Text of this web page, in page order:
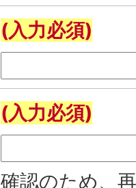
(入力必須)
(入力必須)
確認のため、